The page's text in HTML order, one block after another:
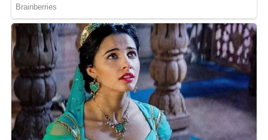
Gubernur H. Muhidin juga mengenang masa mudanya
sebagai pemain sepak bola ketika menempuh pendidikan
di Sekolah Guru Olahraga (SGO) Banjarmasin. Stadion 17
Mei, baginya menyimpan banyak kenangan sebagai tempat
berlatih bersama rekan-rekannya.
“Kembali ke stadion ini mengingatkan saya pada masa-
masa menjadi pemain sepak bola. Dulu setiap sore kami
berlatih di sini. Banyak kenangan yang tidak terlupakan,”